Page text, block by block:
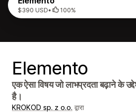
$390 USD• 100%
Elemento
एक ऐसा विषय जो लाभप्रदता बढ़ाने के
है।
KROKOD sp. z o.o. द्वारा